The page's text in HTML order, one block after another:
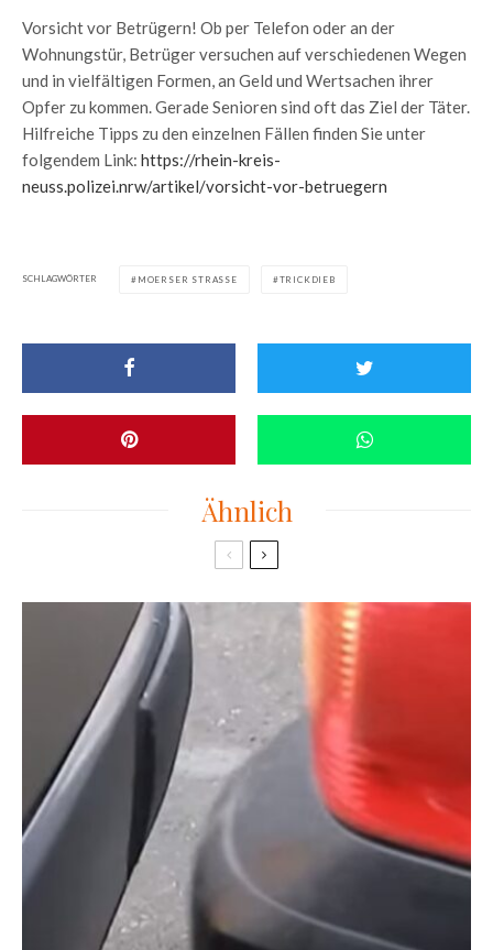
Vorsicht vor Betrügern! Ob per Telefon oder an der
Wohnungstür, Betrüger versuchen auf verschiedenen Wegen
und in vielfältigen Formen, an Geld und Wertsachen ihrer
Opfer zu kommen. Gerade Senioren sind oft das Ziel der Täter.
Hilfreiche Tipps zu den einzelnen Fällen finden Sie unter
folgendem Link: https://rhein-kreis-
neuss.polizei.nrw/artikel/vorsicht-vor-betruegern
SCHLAGWÖRTER MOERSER STRASSE TRICKDIEB
Ähnlich